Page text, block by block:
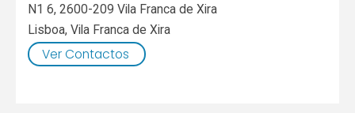
N1 6, 2600-209 Vila Franca de Xira
Lisboa,Vila Franca de Xira
Ver Contactos